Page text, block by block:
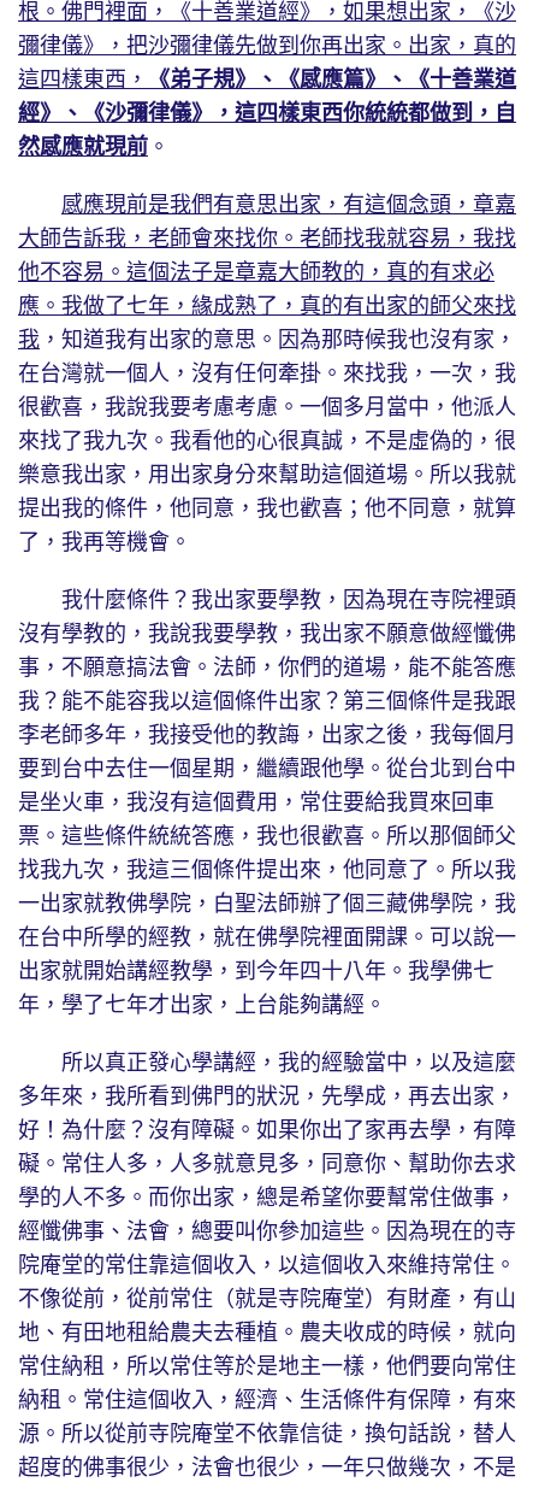
根。佛門裡面，《十善業道經》，如果想出家，《沙
彌律儀》，把沙彌律儀先做到你再出家。出家，真的
這四樣東西，
《弟子規》、《感應篇》、《十善業道
經》、《沙彌律儀》，這四樣東西你統統都做到，自
然感應就現前 。
感應現前是我們有意思出家，有這個念頭，章嘉
大師告訴我，老師會來找你。老師找我就容易，我找
他不容易。這個法子是章嘉大師教的，真的有求必
應。我做了七年，緣成熟了，真的有出家的師父來找
我 ，知道我有出家的意思。因為那時候我也沒有家，
在台灣就一個人，沒有任何牽掛。來找我，一次，我
很歡喜，我說我要考慮考慮。一個多月當中，他派人
來找了我九次。我看他的心很真誠，不是虛偽的，很
樂意我出家，用出家身分來幫助這個道場。所以我就
提出我的條件，他同意，我也歡喜；他不同意，就算
了，我再等機會。
我什麼條件？我出家要學教，因為現在寺院裡頭
沒有學教的，我說我要學教，我出家不願意做經懺佛
事，不願意搞法會。法師，你們的道場，能不能答應
我？能不能容我以這個條件出家？第三個條件是我跟
李老師多年，我接受他的教誨，出家之後，我每個月
要到台中去住一個星期，繼續跟他學。從台北到台中
是坐火車，我沒有這個費用，常住要給我買來回車
票。這些條件統統答應，我也很歡喜。所以那個師父
找我九次，我這三個條件提出來，他同意了。所以我
一出家就教佛學院，白聖法師辦了個三藏佛學院，我
在台中所學的經教，就在佛學院裡面開課。可以說一
出家就開始講經教學，到今年四十八年。我學佛七
年，學了七年才出家，上台能夠講經。
所以真正發心學講經，我的經驗當中，以及這麼
多年來，我所看到佛門的狀況，先學成，再去出家，
好！為什麼？沒有障礙。如果你出了家再去學，有障
礙。常住人多，人多就意見多，同意你、幫助你去求
學的人不多。而你出家，總是希望你要幫常住做事，
經懺佛事、法會，總要叫你參加這些。因為現在的寺
院庵堂的常住靠這個收入，以這個收入來維持常住。
不像從前，從前常住（就是寺院庵堂）有財產，有山
地、有田地租給農夫去種植。農夫收成的時候，就向
常住納租，所以常住等於是地主一樣，他們要向常住
納租。常住這個收入，經濟、生活條件有保障，有來
源。所以從前寺院庵堂不依靠信徒，換句話說，替人
超度的佛事很少，法會也很少，一年只做幾次，不是